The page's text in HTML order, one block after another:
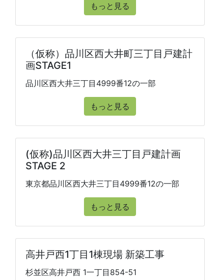
もっと見る
（仮称）品川区西大井町三丁目戸建計
画STAGE1
品川区西大井三丁目4999番12の一部
もっと見る
(仮称)品川区西大井三丁目戸建計画
STAGE 2
東京都品川区西大井三丁目4999番12の一部
もっと見る
高井戸西1丁目1棟現場 新築工事
杉並区高井戸西 1一丁目854-51